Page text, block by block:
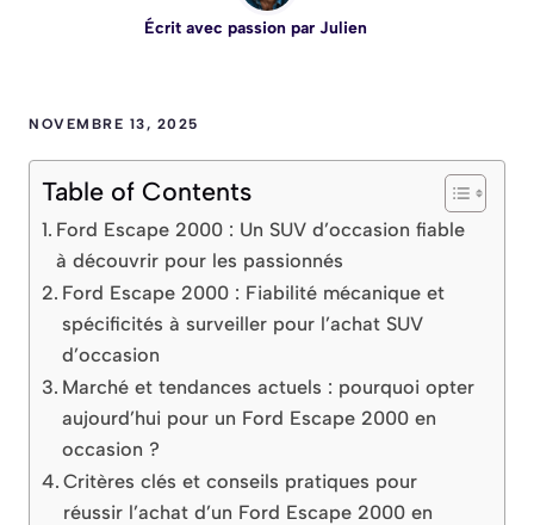
Écrit avec passion par Julien
NOVEMBRE 13, 2025
Table of Contents
Ford Escape 2000 : Un SUV d’occasion fiable
à découvrir pour les passionnés
Ford Escape 2000 : Fiabilité mécanique et
spécificités à surveiller pour l’achat SUV
d’occasion
Marché et tendances actuels : pourquoi opter
aujourd’hui pour un Ford Escape 2000 en
occasion ?
Critères clés et conseils pratiques pour
réussir l’achat d’un Ford Escape 2000 en